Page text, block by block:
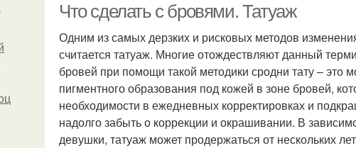
Что сделать с бровями. Татуаж
Одним из самых дерзких и рисковых методов
считается татуаж. Многие отождествляют данный
бровей при помощи такой методики сродни тату – это
пигментного образования под кожей в зоне бровей,
необходимости в ежедневных корректировках и
надолго забыть о коррекции и окрашивании. В
девушки, татуаж может продержаться от нескольких